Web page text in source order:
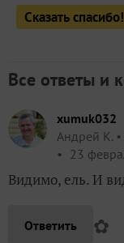
Сказать спасибо!
Все ответы и
xumuk032
Андрей К.
23
Видимо, ель. И
Ответить ✿